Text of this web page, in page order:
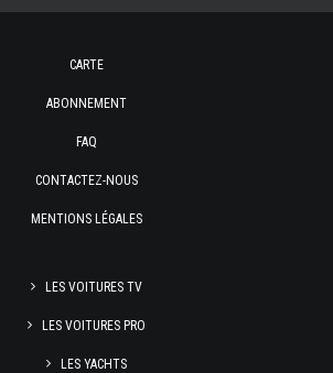
CARTE
ABONNEMENT
FAQ
CONTACTEZ-NOUS
MENTIONS LÉGALES
LES VOITURES TV
LES VOITURES PRO
LES YACHTS